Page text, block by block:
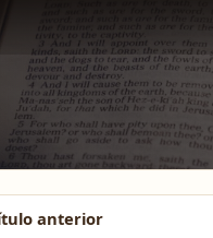
anterior